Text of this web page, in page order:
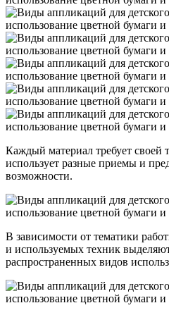
Каждый материал требует своей
использует разные приемы и
возможности.
В зависимости от тематики
и используемых техник
распространенных видов